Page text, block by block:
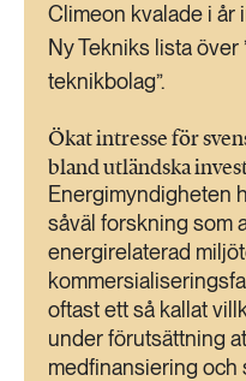
Climeon kvalade i år
Ny Tekniks lista
teknikbolag”.
Ökat intresse för
bland utländska
Energimyndigheten
såväl forskning som
energirelaterad
oftast ett så kallat
under förutsättning
medfinansiering och